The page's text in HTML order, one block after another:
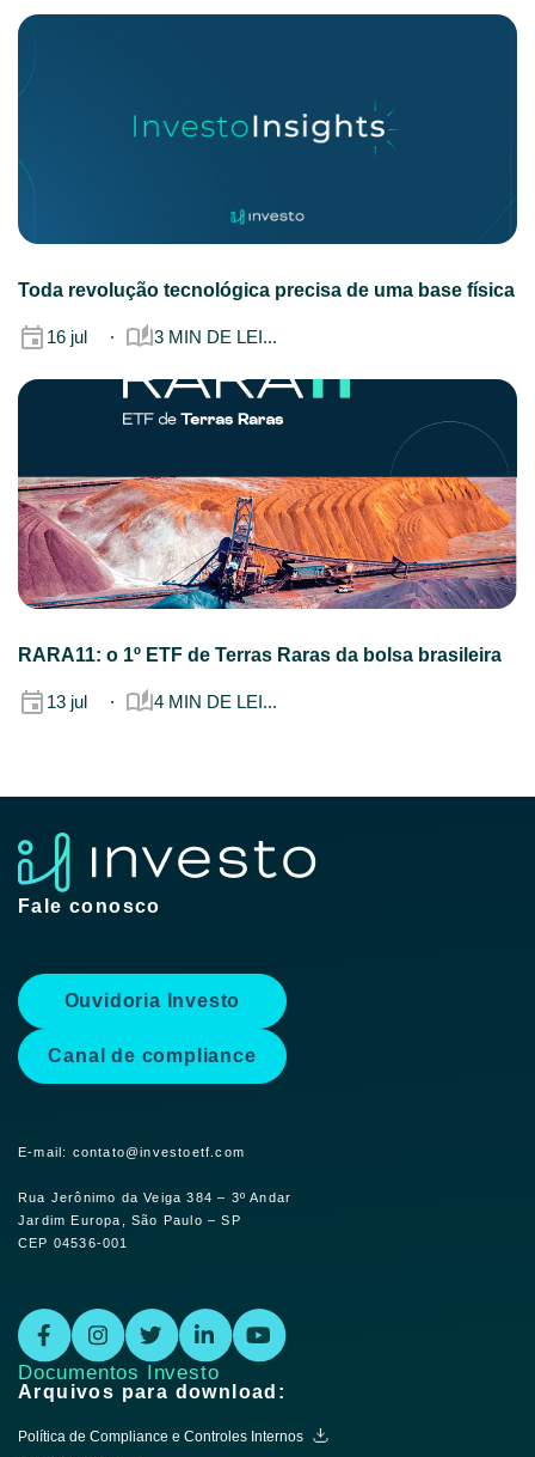
Toda revolução tecnológica precisa de uma base física
16 jul 3 MIN DE LEI...
RARA11: o 1º ETF de Terras Raras da bolsa brasileira
13 jul 4 MIN DE LEI...
Fale conosco
Ouvidoria Investo
Canal de compliance
E-mail: contato@investoetf.com
Rua Jerônimo da Veiga 384 – 3º Andar
Jardim Europa, São Paulo – SP
CEP 04536-001
Documentos Investo
Arquivos para download:
Política de Compliance e Controles Internos